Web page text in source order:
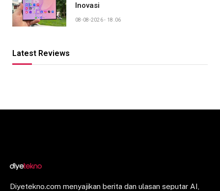
Inovasi
08-08-2026 - 18.06
Latest Reviews
Diyetekno.com menyajikan berita dan ulasan seputar AI,